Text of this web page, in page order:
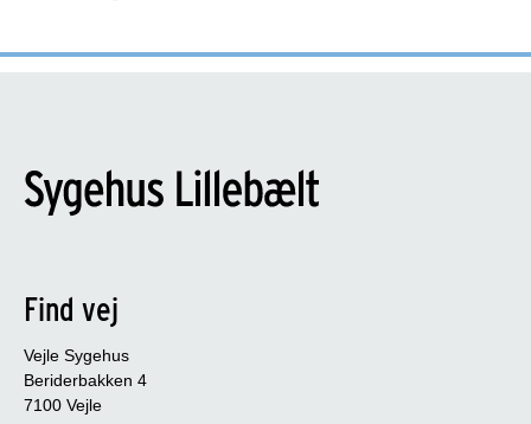
Find vej
Vejle Sygehus
Beriderbakken 4
7100 Vejle